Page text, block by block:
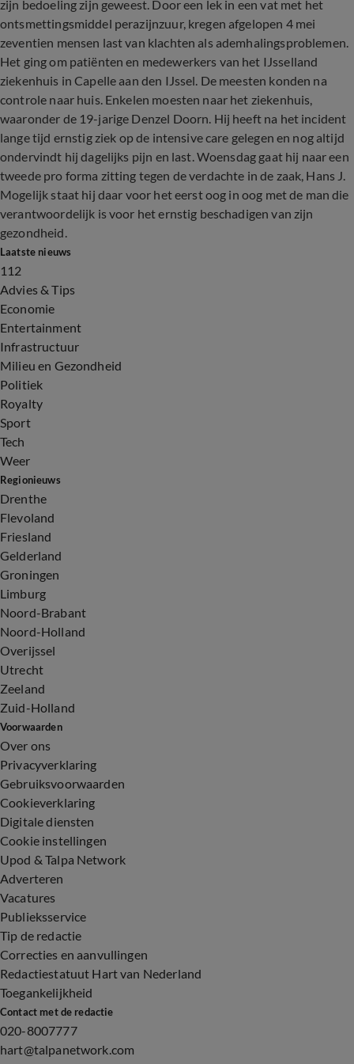
zijn bedoeling zijn geweest. Door een lek in een vat met het
ontsmettingsmiddel perazijnzuur, kregen afgelopen 4 mei
zeventien mensen last van klachten als ademhalingsproblemen.
Het ging om patiënten en medewerkers van het IJsselland
ziekenhuis in Capelle aan den IJssel. De meesten konden na
controle naar huis. Enkelen moesten naar het ziekenhuis,
waaronder de 19-jarige Denzel Doorn. Hij heeft na het incident
lange tijd ernstig ziek op de intensive care gelegen en nog altijd
ondervindt hij dagelijks pijn en last. Woensdag gaat hij naar een
tweede pro forma zitting tegen de verdachte in de zaak, Hans J.
Mogelijk staat hij daar voor het eerst oog in oog met de man die
verantwoordelijk is voor het ernstig beschadigen van zijn
gezondheid.
Laatste nieuws
112
Advies & Tips
Economie
Entertainment
Infrastructuur
Milieu en Gezondheid
Politiek
Royalty
Sport
Tech
Weer
Regionieuws
Drenthe
Flevoland
Friesland
Gelderland
Groningen
Limburg
Noord-Brabant
Noord-Holland
Overijssel
Utrecht
Zeeland
Zuid-Holland
Voorwaarden
Over ons
Privacyverklaring
Gebruiksvoorwaarden
Cookieverklaring
Digitale diensten
Cookie instellingen
Upod & Talpa Network
Adverteren
Vacatures
Publieksservice
Tip de redactie
Correcties en aanvullingen
Redactiestatuut Hart van Nederland
Toegankelijkheid
Contact met de redactie
020-8007777
hart@talpanetwork.com